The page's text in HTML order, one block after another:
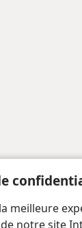
meilleure
notre site